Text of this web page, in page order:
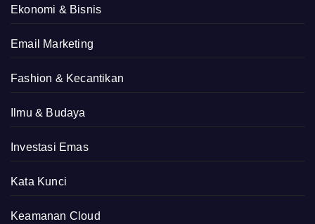
Ekonomi & Bisnis
Email Marketing
Fashion & Kecantikan
Ilmu & Budaya
Investasi Emas
Kata Kunci
Keamanan Cloud